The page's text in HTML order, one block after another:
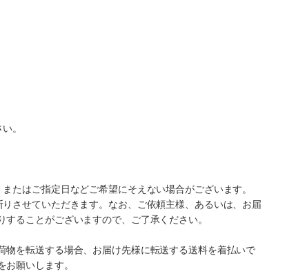
。
たはご指定日などご希望にそえない場合がございます。
させていただきます。なお、ご依頼主様、あるいは、お届
ることがございますので、ご了承ください。
を転送する場合、お届け先様に転送する送料を着払いで
願いします。